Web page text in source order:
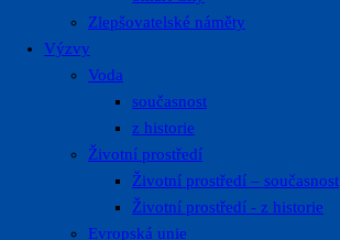
Zlepšovatelské náměty
Výzvy
Voda
současnost
z historie
Životní prostředí
Životní prostředí – současnost
Životní prostředí ​- z historie
Evropská unie